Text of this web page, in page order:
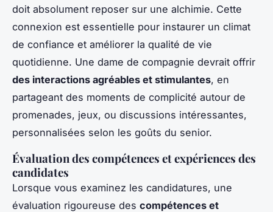
doit absolument reposer sur une alchimie. Cette
connexion est essentielle pour instaurer un climat
de confiance et améliorer la qualité de vie
quotidienne. Une dame de compagnie devrait offrir
des interactions agréables et stimulantes, en
partageant des moments de complicité autour de
promenades, jeux, ou discussions intéressantes,
personnalisées selon les goûts du senior.
Évaluation des compétences et expériences des
candidates
Lorsque vous examinez les candidatures, une
évaluation rigoureuse des compétences et